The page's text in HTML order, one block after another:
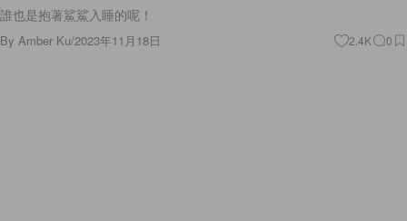
誰也是抱著鯊鯊入睡的呢！
By Amber Ku/2023年11月18日 2.4K 0